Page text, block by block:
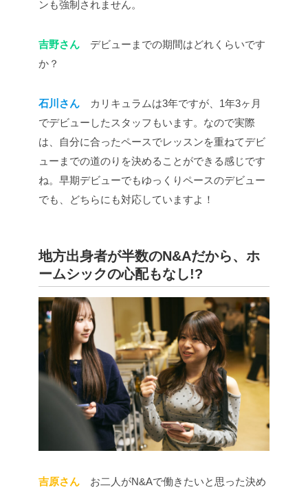
ンも強制されません。
吉野さん デビューまでの期間はどれくらいです
か？
石川さん カリキュラムは3年ですが、1年3ヶ月
でデビューしたスタッフもいます。なので実際
は、自分に合ったペースでレッスンを重ねてデビ
ューまでの道のりを決めることができる感じです
ね。早期デビューでもゆっくりペースのデビュー
でも、どちらにも対応していますよ！
地方出身者が半数のN&Aだから、ホ
ームシックの心配もなし!?
吉原さん お二人がN&Aで働きたいと思った決め